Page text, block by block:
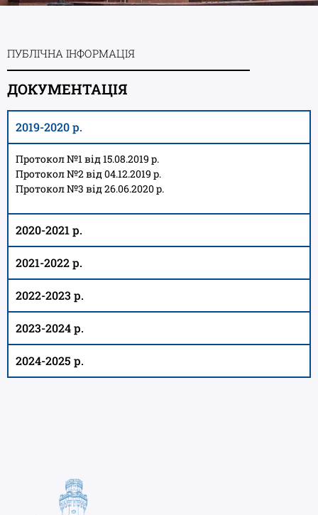
ПУБЛІЧНА ІНФОРМАЦІЯ
ДОКУМЕНТАЦІЯ
2019-2020 р.
Протокол №1 від 15.08.2019 р.
Протокол №2 від 04.12.2019 р.
Протокол №3 від 26.06.2020 р.
2020-2021 р.
2021-2022 р.
2022-2023 р.
2023-2024 р.
2024-2025 р.